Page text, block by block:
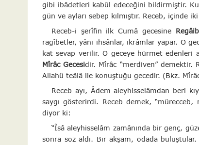
gibi ibâdetleri kabûl edeceğini bildirmiştir.
gün ve ayları sebep kılmıştır. Receb, içinde
Receb-i şerîfin ilk Cumâ gecesine
ragîbetler, yâni ihsânlar, ikrâmlar yapar. O
kat sevap verilir. O geceye hürmet edenleri
Mîrâc Gecesidir. Mîrâc “merdiven” demektir.
Allahü teâlâ ile konuştuğu gecedir. (Bkz.
Receb ayı, Âdem aleyhisselâmdan beri
saygı gösterirdi. Receb demek,
diyor ki:
“Îsâ aleyhisselâm zamânında bir genç,
sonra söz aldı. Bir akşam, odada